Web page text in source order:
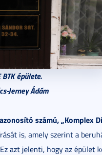
BTK épülete.
Jerney Ádám
számú, „Komplex
is, amely szerint a
azt jelenti, hogy az épület